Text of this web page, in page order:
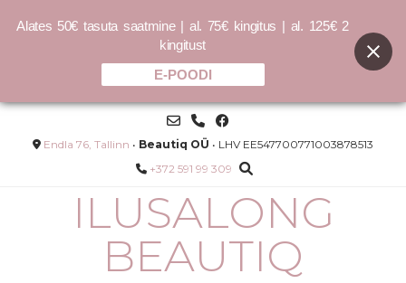
Skip
contentEndla 76, Tallinn • Beautiq OÜ • LHV EE547700771003878513
+372 591 99 309
ILUSALONG
BEAUTIQ
Alates 50€ tasuta saatmine | al. 75€ kingitus | al. 125€ 2
kingitust
E-POODI